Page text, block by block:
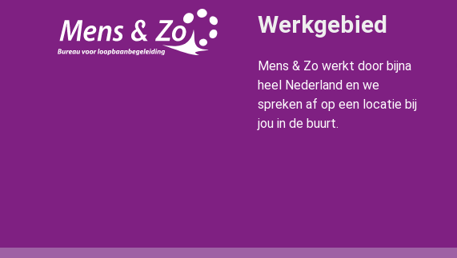
Werkgebied
Mens & Zo werkt door bijna
heel Nederland en we
spreken af op een locatie bij
jou in de buurt.